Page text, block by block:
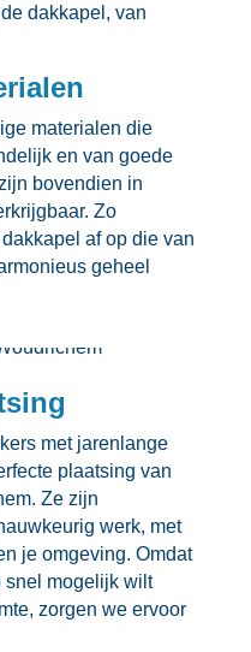
dakkapel, van
materialen die
en van goede
bovendien in
Zo
af op die van
geheel
met jarenlange
plaatsing van
Ze zijn
werk, met
je omgeving.​ Omdat
snel mogelijk wilt
zorgen we ervoor